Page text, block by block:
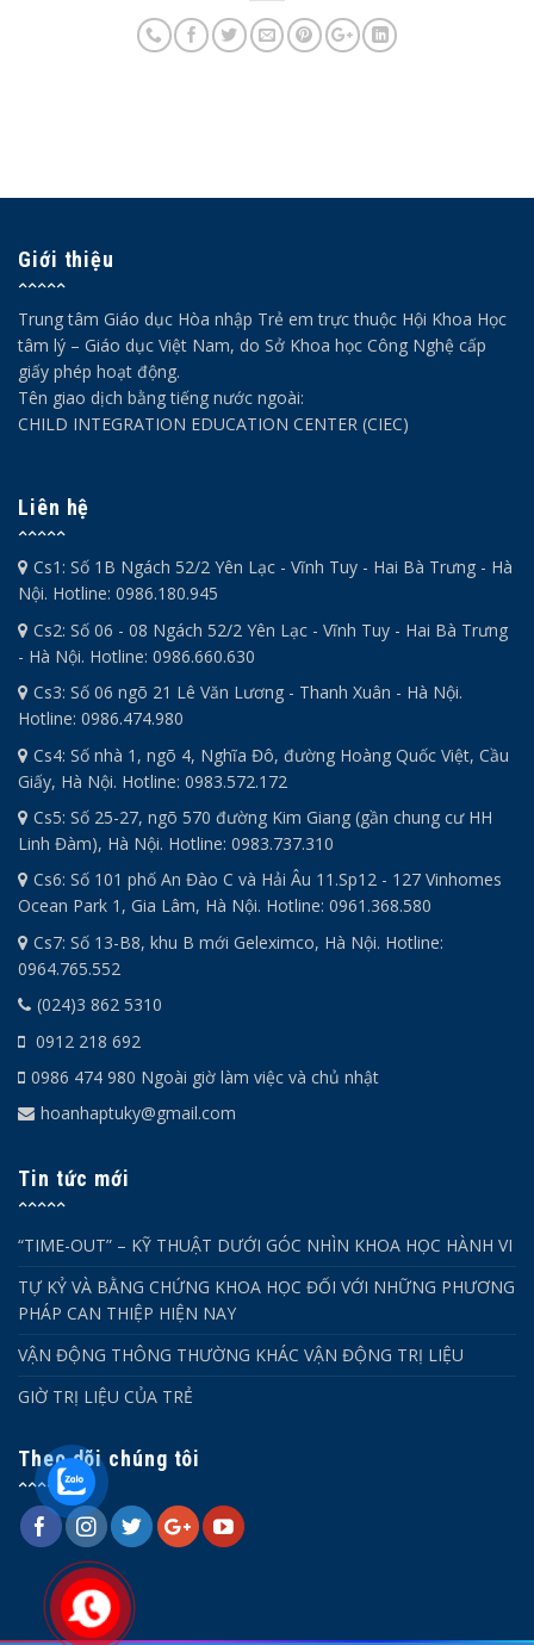
Giới thiệu
Trung tâm Giáo dục Hòa nhập Trẻ em trực thuộc Hội Khoa Học
tâm lý – Giáo dục Việt Nam, do Sở Khoa học Công Nghệ cấp
giấy phép hoạt động.
Tên giao dịch bằng tiếng nước ngoài:
CHILD INTEGRATION EDUCATION CENTER (CIEC)
Liên hệ
Cs1: Số 1B Ngách 52/2 Yên Lạc - Vĩnh Tuy - Hai Bà Trưng - Hà
Nội. Hotline: 0986.180.945
Cs2: Số 06 - 08 Ngách 52/2 Yên Lạc - Vĩnh Tuy - Hai Bà Trưng
- Hà Nội. Hotline: 0986.660.630
Cs3: Số 06 ngõ 21 Lê Văn Lương - Thanh Xuân - Hà Nội.
Hotline: 0986.474.980
Cs4: Số nhà 1, ngõ 4, Nghĩa Đô, đường Hoàng Quốc Việt, Cầu
Giấy, Hà Nội. Hotline: 0983.572.172
Cs5: Số 25-27, ngõ 570 đường Kim Giang (gần chung cư HH
Linh Đàm), Hà Nội. Hotline: 0983.737.310
Cs6: Số 101 phố An Đào C và Hải Âu 11.Sp12 - 127 Vinhomes
Ocean Park 1, Gia Lâm, Hà Nội. Hotline: 0961.368.580
Cs7: Số 13-B8, khu B mới Geleximco, Hà Nội. Hotline:
0964.765.552
(024)3 862 5310
0912 218 692
0986 474 980 Ngoài giờ làm việc và chủ nhật
hoanhaptuky@gmail.com
Tin tức mới
“TIME-OUT” – KỸ THUẬT DƯỚI GÓC NHÌN KHOA HỌC HÀNH VI
TỰ KỶ VÀ BẰNG CHỨNG KHOA HỌC ĐỐI VỚI NHỮNG PHƯƠNG
PHÁP CAN THIỆP HIỆN NAY
VẬN ĐỘNG THÔNG THƯỜNG KHÁC VẬN ĐỘNG TRỊ LIỆU
GIỜ TRỊ LIỆU CỦA TRẺ
Theo dõi chúng tôi